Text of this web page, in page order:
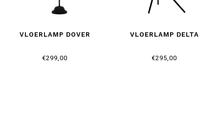
VLOERLAMP DOVER
€299,00
VLOERLAMP DELTA
€295,00